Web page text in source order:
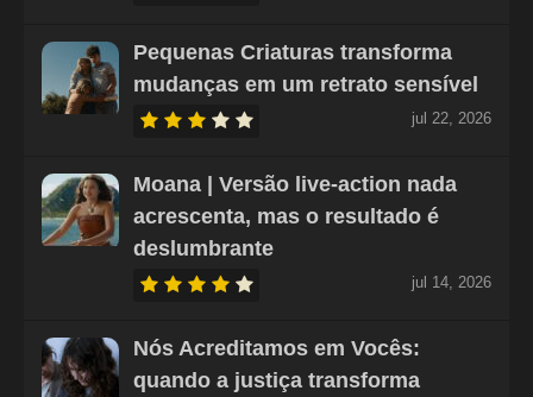
Pequenas Criaturas transforma
mudanças em um retrato sensível
jul 22, 2026
Moana | Versão live-action nada
acrescenta, mas o resultado é
deslumbrante
jul 14, 2026
Nós Acreditamos em Vocês:
quando a justiça transforma